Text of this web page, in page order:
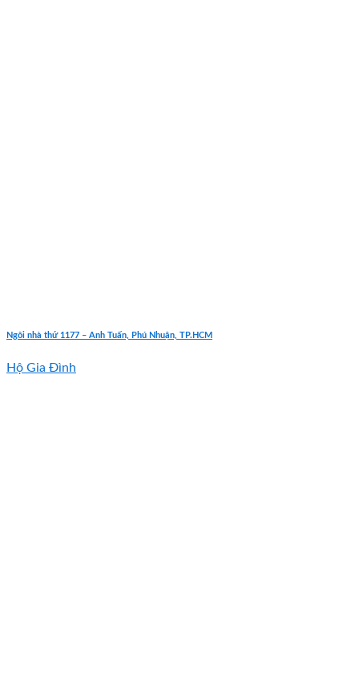
Ngôi nhà thứ 1177 – Anh Tuấn, Phú Nhuận, TP.HCM
Hộ Gia Đình